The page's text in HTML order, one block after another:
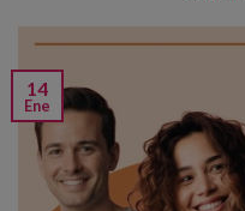
14
Ene